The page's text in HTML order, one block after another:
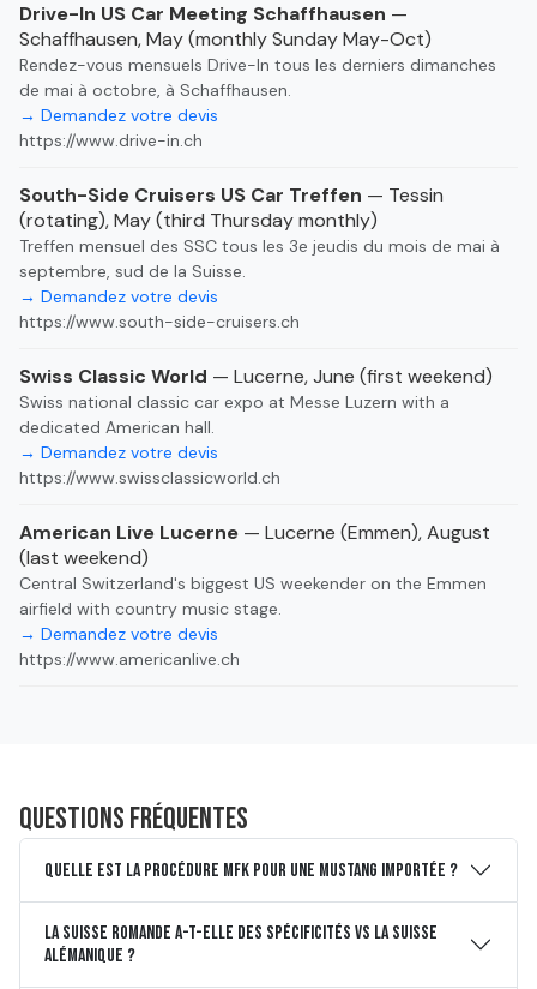
Drive-In US Car Meeting Schaffhausen —
Schaffhausen, May (monthly Sunday May-Oct)
Rendez-vous mensuels Drive-In tous les derniers dimanches
de mai à octobre, à Schaffhausen.
→ Demandez votre devis
https://www.drive-in.ch
South-Side Cruisers US Car Treffen — Tessin
(rotating), May (third Thursday monthly)
Treffen mensuel des SSC tous les 3e jeudis du mois de mai à
septembre, sud de la Suisse.
→ Demandez votre devis
https://www.south-side-cruisers.ch
Swiss Classic World — Lucerne, June (first weekend)
Swiss national classic car expo at Messe Luzern with a
dedicated American hall.
→ Demandez votre devis
https://www.swissclassicworld.ch
American Live Lucerne — Lucerne (Emmen), August
(last weekend)
Central Switzerland's biggest US weekender on the Emmen
airfield with country music stage.
→ Demandez votre devis
https://www.americanlive.ch
Questions fréquentes
Quelle est la procédure MFK pour une Mustang importée ?
La Suisse romande a-t-elle des spécificités vs la Suisse
alémanique ?